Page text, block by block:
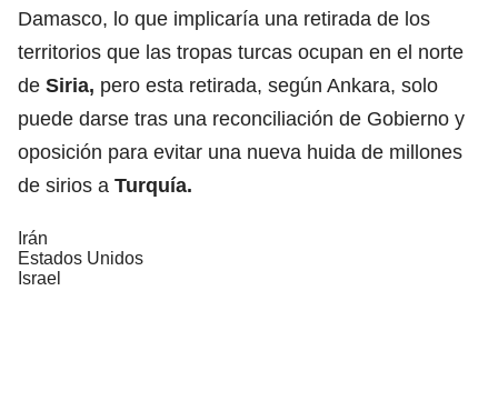
Damasco, lo que implicaría una retirada de los
territorios que las tropas turcas ocupan en el norte
de Siria, pero esta retirada, según Ankara, solo
puede darse tras una reconciliación de Gobierno y
oposición para evitar una nueva huida de millones
de sirios a Turquía.
Irán
Estados Unidos
Israel